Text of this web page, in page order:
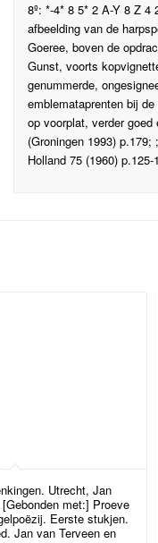
8º: *-4* 8 5* 2 A-Y 8 Z
afbeelding van de
Goeree, boven de
Gunst, voorts
genummerde,
emblemataprenten bij
op voorplat, verder goed
(Groningen 1993)
Holland 75 (1960)
Utrecht, Jan
met:] Proeve
Eerste stukjen.
Jan van Terveen en